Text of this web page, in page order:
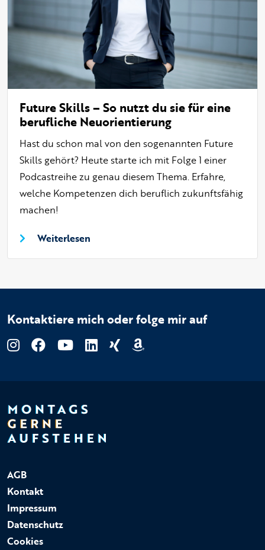
Future Skills – So nutzt du sie für eine
berufliche Neuorientierung
Hast du schon mal von den sogenannten Future
Skills gehört? Heute starte ich mit Folge 1 einer
Podcastreihe zu genau diesem Thema. Erfahre,
welche Kompetenzen dich beruflich zukunftsfähig
machen!
Weiterlesen
Kontaktiere mich oder folge mir auf
AGB
Kontakt
Impressum
Datenschutz
Cookies